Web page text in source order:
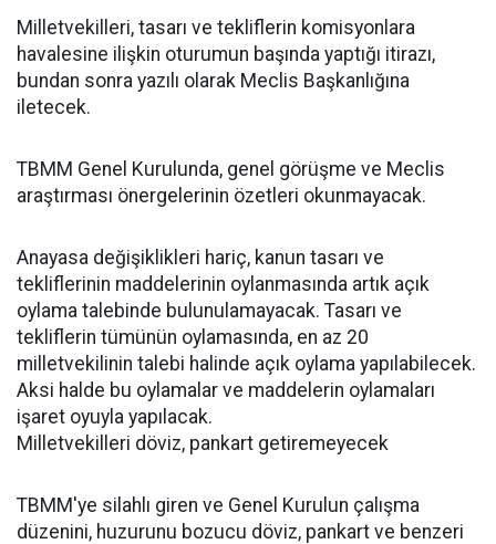
Milletvekilleri, tasarı ve tekliflerin komisyonlara
havalesine ilişkin oturumun başında yaptığı itirazı,
bundan sonra yazılı olarak Meclis Başkanlığına
iletecek.
TBMM Genel Kurulunda, genel görüşme ve Meclis
araştırması önergelerinin özetleri okunmayacak.
Anayasa değişiklikleri hariç, kanun tasarı ve
tekliflerinin maddelerinin oylanmasında artık açık
oylama talebinde bulunulamayacak. Tasarı ve
tekliflerin tümünün oylamasında, en az 20
milletvekilinin talebi halinde açık oylama yapılabilecek.
Aksi halde bu oylamalar ve maddelerin oylamaları
işaret oyuyla yapılacak.
Milletvekilleri döviz, pankart getiremeyecek
TBMM'ye silahlı giren ve Genel Kurulun çalışma
düzenini, huzurunu bozucu döviz, pankart ve benzeri